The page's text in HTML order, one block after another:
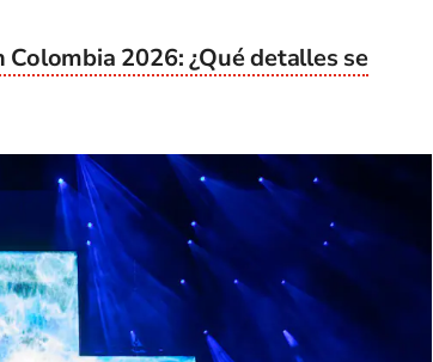
2026: ¿Qué detalles se